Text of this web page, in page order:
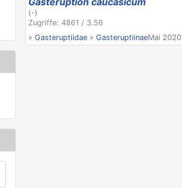
(-)
Zugriffe: 4861 / 3.56
» Gasteruptiidae » GasteruptiinaeMai 2020